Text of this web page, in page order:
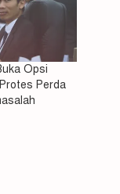
Opsi
Perda